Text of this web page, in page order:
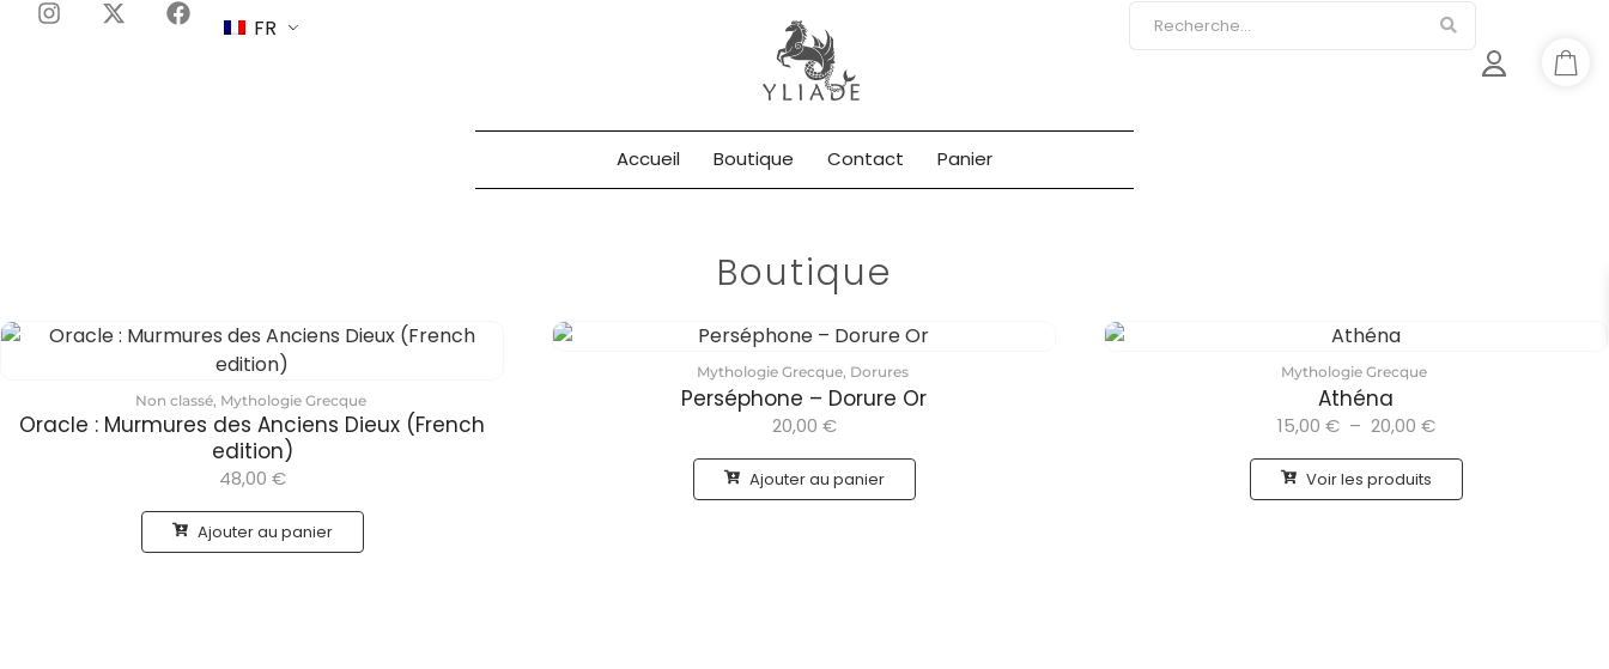
FR
Accueil Boutique Contact Panier
Boutique
Non classé, Mythologie Grecque
Oracle : Murmures des Anciens Dieux (French
edition)
48,00 €
Ajouter au panier
Mythologie Grecque, Dorures
Perséphone – Dorure Or
20,00 €
Ajouter au panier
Mythologie Grecque
Athéna
15,00 € – 20,00 €
Voir les produits